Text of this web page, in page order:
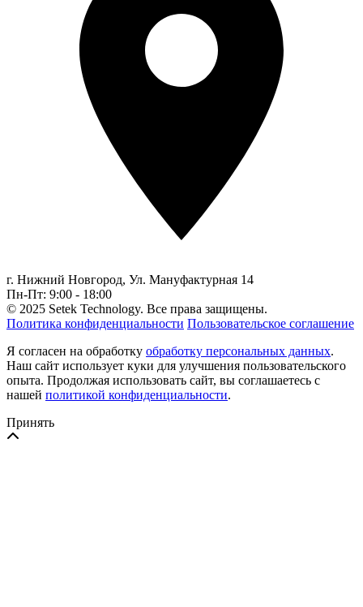
г. Нижний Новгород, Ул. Мануфактурная 14
Пн-Пт: 9:00 - 18:00
© 2025 Setek Technology. Все права защищены.
Политика конфиденциальности Пользовательское соглашение
Я согласен на обработку обработку персональных данных.
Наш сайт использует куки для улучшения пользовательского
опыта. Продолжая использовать сайт, вы соглашаетесь с
нашей политикой конфиденциальности.
Принять